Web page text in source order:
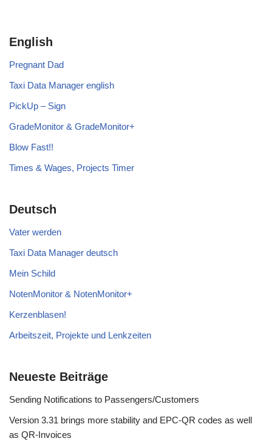
English
Pregnant Dad
Taxi Data Manager english
PickUp – Sign
GradeMonitor & GradeMonitor+
Blow Fast!!
Times & Wages, Projects Timer
Deutsch
Vater werden
Taxi Data Manager deutsch
Mein Schild
NotenMonitor & NotenMonitor+
Kerzenblasen!
Arbeitszeit, Projekte und Lenkzeiten
Neueste Beiträge
Sending Notifications to Passengers/Customers
Version 3.31 brings more stability and EPC-QR codes as well
as QR-Invoices